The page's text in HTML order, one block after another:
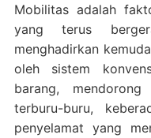
Mobilitas adalah
yang terus
menghadirkan
oleh sistem
barang,
terburu-buru,
penyelamat yang